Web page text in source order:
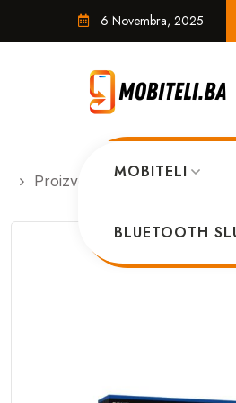
6 Novembra, 2025
MOBITELI
BLUETOOTH
Proizvodi EKO SISTEM